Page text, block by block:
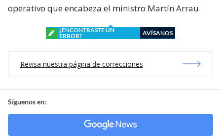
operativo que encabeza el ministro Martín Arrau.
¿ENCONTRASTE UN
ERROR?
AVÍSANOS
Revisa nuestra página de correcciones
Síguenos en: